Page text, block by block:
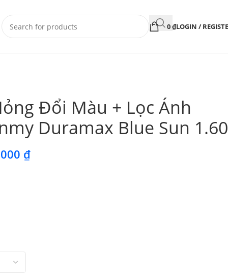
0₫LOGIN /
Đổi Màu + Lọc Ánh
Duramax Blue Sun 1.60
₫